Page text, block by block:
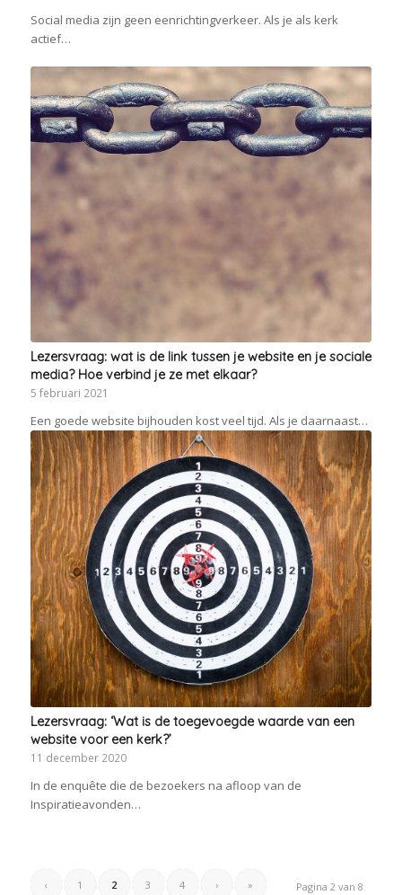
Social media zijn geen eenrichtingverkeer. Als je als kerk
actief…
Lezersvraag: wat is de link tussen je website en je sociale
media? Hoe verbind je ze met elkaar?
5 februari 2021
Een goede website bijhouden kost veel tijd. Als je daarnaast…
Lezersvraag: ‘Wat is de toegevoegde waarde van een
website voor een kerk?’
11 december 2020
In de enquête die de bezoekers na afloop van de
Inspiratieavonden…
Pagina 2 van 8
‹ 1 2 3 4 › »